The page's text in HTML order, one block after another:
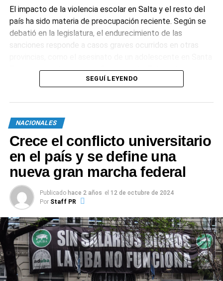
El impacto de la violencia escolar en Salta y el resto del
país ha sido materia de preocupación reciente. Según se
debatió en la legislatura, el endurecimiento de las
sanciones responde a casos graves ocurridos en otras
Fe en manos de un compañero armado. Estas situaciones
intensificaron el debate sobre los mecanismos de
acoso escolar.
SEGUÍ LEYENDO
NACIONALES
Crece el conflicto universitario
en el país y se define una
nueva gran marcha federal
Publicado hace 2 años el 12 de octubre de 2024
Por Staff PR